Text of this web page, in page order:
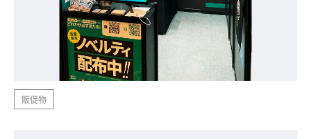
販促物